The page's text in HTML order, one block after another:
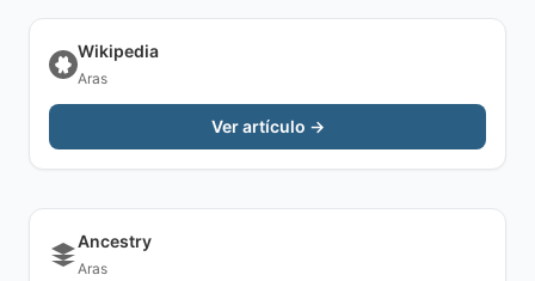
Wikipedia
Aras
Ver artículo →
Ancestry
Aras